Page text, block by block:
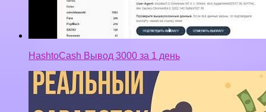
HashtoCash Вывод 3000 за 1 день